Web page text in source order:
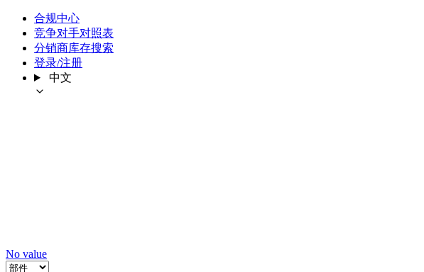
合规中心
竞争对手对照表
分销商库存搜索
登录/注册
中文
No value